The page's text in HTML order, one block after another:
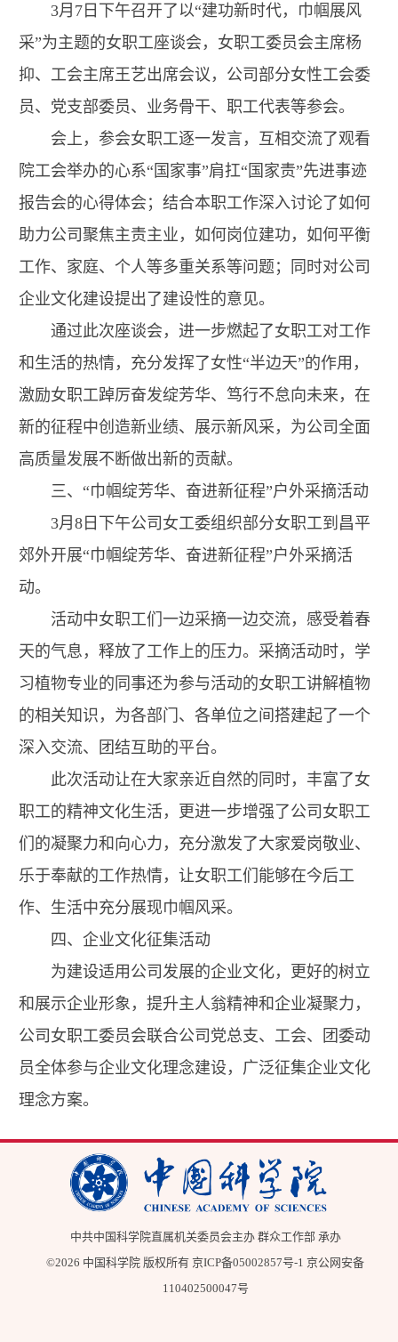
3月7日下午召开了以“建功新时代，巾帼展风
采”为主题的女职工座谈会，女职工委员会主席杨
抑、工会主席王艺出席会议，公司部分女性工会委
员、党支部委员、业务骨干、职工代表等参会。
会上，参会女职工逐一发言，互相交流了观看
院工会举办的心系“国家事”肩扛“国家责”先进事迹
报告会的心得体会；结合本职工作深入讨论了如何
助力公司聚焦主责主业，如何岗位建功，如何平衡
工作、家庭、个人等多重关系等问题；同时对公司
企业文化建设提出了建设性的意见。
通过此次座谈会，进一步燃起了女职工对工作
和生活的热情，充分发挥了女性“半边天”的作用，
激励女职工踔厉奋发绽芳华、笃行不怠向未来，在
新的征程中创造新业绩、展示新风采，为公司全面
高质量发展不断做出新的贡献。
三、“巾帼绽芳华、奋进新征程”户外采摘活动
3月8日下午公司女工委组织部分女职工到昌平
郊外开展“巾帼绽芳华、奋进新征程”户外采摘活
动。
活动中女职工们一边采摘一边交流，感受着春
天的气息，释放了工作上的压力。采摘活动时，学
习植物专业的同事还为参与活动的女职工讲解植物
的相关知识，为各部门、各单位之间搭建起了一个
深入交流、团结互助的平台。
此次活动让在大家亲近自然的同时，丰富了女
职工的精神文化生活，更进一步增强了公司女职工
们的凝聚力和向心力，充分激发了大家爱岗敬业、
乐于奉献的工作热情，让女职工们能够在今后工
作、生活中充分展现巾帼风采。
四、企业文化征集活动
为建设适用公司发展的企业文化，更好的树立
和展示企业形象，提升主人翁精神和企业凝聚力，
公司女职工委员会联合公司党总支、工会、团委动
员全体参与企业文化理念建设，广泛征集企业文化
理念方案。
中共中国科学院直属机关委员会主办 群众工作部 承办
©2026 中国科学院 版权所有 京ICP备05002857号-1 京公网安备
110402500047号